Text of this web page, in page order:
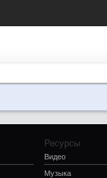
Ресурсы
Видео
Музыка